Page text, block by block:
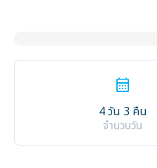
calendar_month
4 วัน 3 คืน
จำนวนวัน